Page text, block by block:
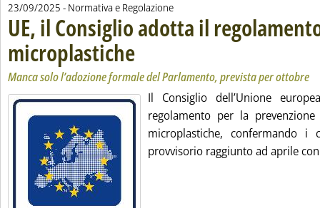
23/09/2025 - Normativa e Regolazione
UE, il Consiglio adotta il
microplastiche . Sottotitolo: Manca solo l’adozione formale del
. Pubblicata martedì 23 settembre 2025 alle 17.42.
Manca solo l’adozione formale del Parlamento, prevista per ottobre
Il Consiglio dell’Unione
regolamento per la prevenzione
microplastiche, confermando i
provvisorio raggiunto ad aprile